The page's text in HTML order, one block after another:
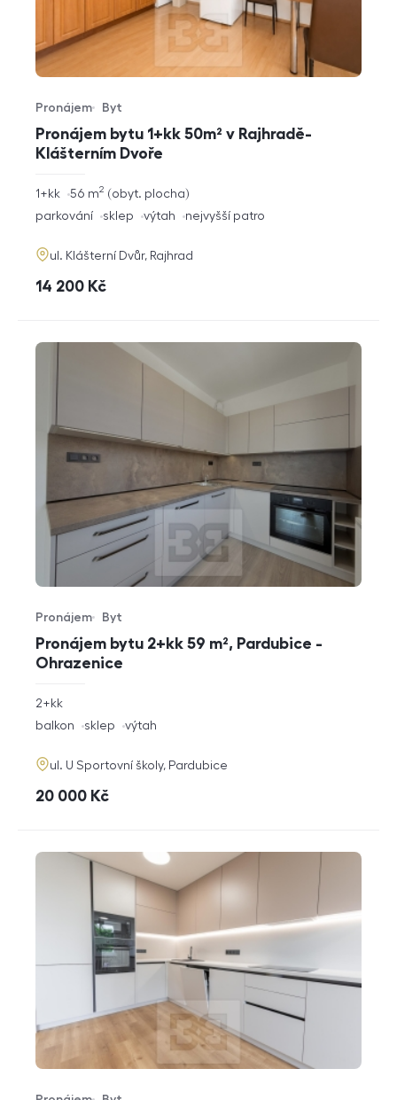
Pronájem bytu 1+kk 50m² v Rajhradě-
Klášterním Dvoře
Typ nabídky
Pronájem
Typ nemovitosti
Byt
rozměry
dispozice
1+kk obyt. plocha
56 m2
funkce
parkování sklep výtah nejvyšší patro
adresa
ul. Klášterní Dvůr, Rajhrad
cena
14 200 Kč
Pronájem bytu 2+kk 59 m², Pardubice -
Ohrazenice
Typ nabídky
Pronájem
Typ nemovitosti
Byt
rozměry
dispozice
2+kk
funkce
balkon sklep výtah
adresa
ul. U Sportovní školy, Pardubice
cena
20 000 Kč